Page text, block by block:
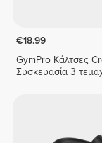
€18.99
GymPro Κάλτσες
Συσκευασία 3